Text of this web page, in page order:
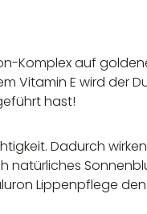
Komplex auf
E wird der
hast!
Dadurch
natürliches
Lippenpflege